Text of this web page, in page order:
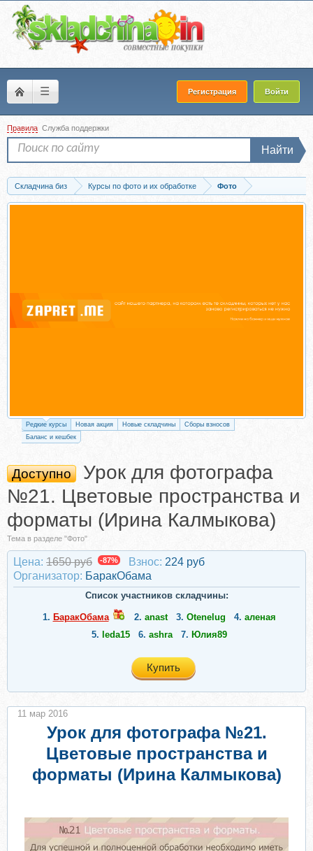
☰ Регистрация Войти
Правила Служба поддержки
Найти
Складчина биз Курсы по фото и их обработке
Фото
Скачать Урок для фотографа №21. Цветовые пространства и форматы (Ирина...
Редкие курсы Новая акция Новые складчины
Сборы взносов
Баланс и кешбек
Доступно
Урок для фотографа
№21. Цветовые пространства и
форматы (Ирина Калмыкова)
Тема в разделе "Фото"
Цена: 1650 руб -87% Взнос: 224 руб
Организатор: БаракОбама
Список участников складчины:
1. БаракОбама 2. anast 3. Otenelug 4. аленая
5. leda15 6. ashra 7. Юлия89
Купить
Урок для фотографа №21.
Цветовые пространства и
форматы (Ирина Калмыкова)
11 мар 2016